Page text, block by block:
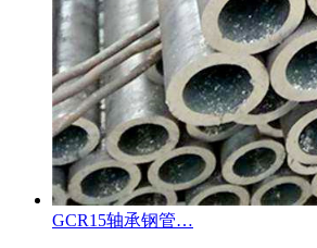
GCR15轴承钢管…